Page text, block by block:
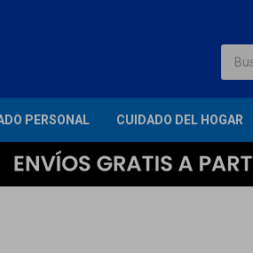
PERSONAL CUIDADO DEL HOGAR